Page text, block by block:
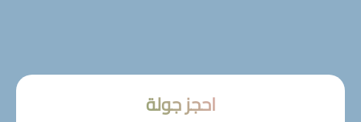
احجز جولة